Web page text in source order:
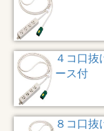
４コ口抜
ース付
８コ口抜